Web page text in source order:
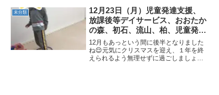
を行います。人数や、こどもたちの個性
に応じた内容で行うため、...
未分類
12月23日（月）児童発達支援、
放課後等デイサービス、おおたか
の森、初石、流山、柏、児童発達
ラム こども障害 運動療育 柳
沢運動プログ発達気になる 発達
障害 放デイ 自閉症 ADHD
12月もあっという間に後半となりました
ね😌元気にクリスマスを迎え、１年を終
えられるよう無理せずに過ごしましょう